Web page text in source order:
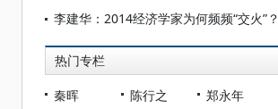
李建华：2014经济学家为何频频“交火”？
热门专栏
秦晖 陈行之
郑永年